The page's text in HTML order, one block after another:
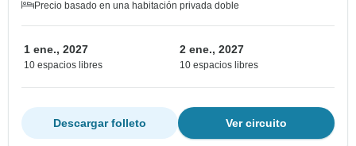
Precio basado en una habitación privada doble
1 ene., 2027
10 espacios libres
2 ene., 2027
10 espacios libres
Ver circuito
Descargar folleto